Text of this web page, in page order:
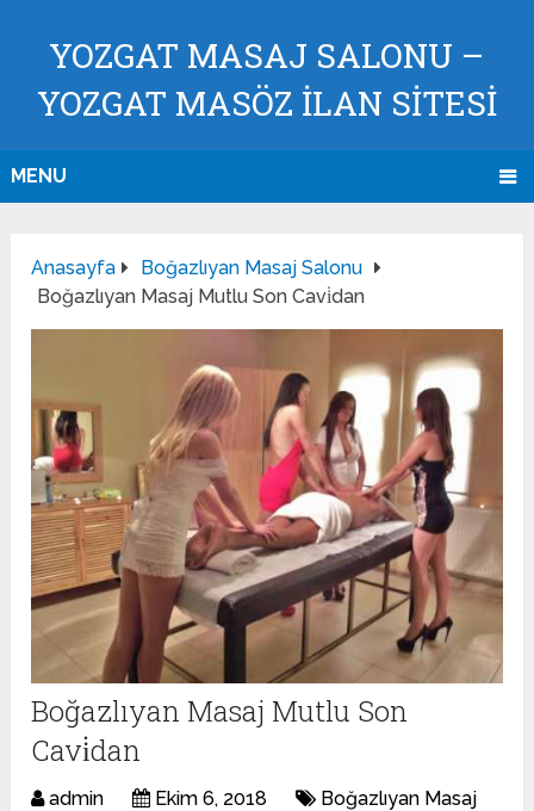
YOZGAT MASAJ SALONU –
YOZGAT MASÖZ İLAN SİTESİ
MENU
Anasayfa
Boğazlıyan Masaj Salonu
Boğazlıyan Masaj Mutlu Son Cavi̇dan
Boğazlıyan Masaj Mutlu Son
Cavi̇dan
admin Ekim 6, 2018
Boğazlıyan Masaj